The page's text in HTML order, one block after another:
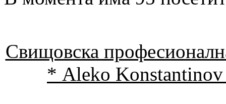
Свищовска
* Aleko